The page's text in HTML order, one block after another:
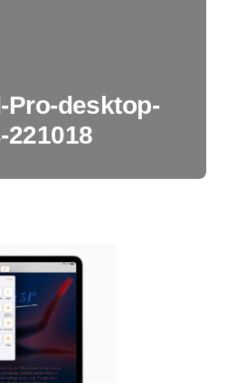
Pro-desktop-